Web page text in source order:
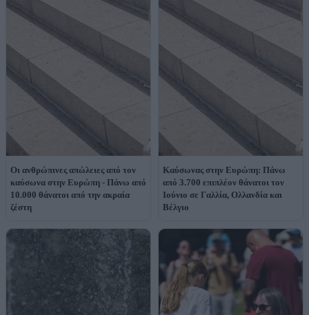
Οι ανθρώπινες απώλειες από τον
καύσωνα στην Ευρώπη - Πάνω από
10.000 θάνατοι από την ακραία
ζέστη
Καύσωνας στην Ευρώπη: Πάνω
από 3.700 επιπλέον θάνατοι τον
Ιούνιο σε Γαλλία, Ολλανδία και
Βέλγιο